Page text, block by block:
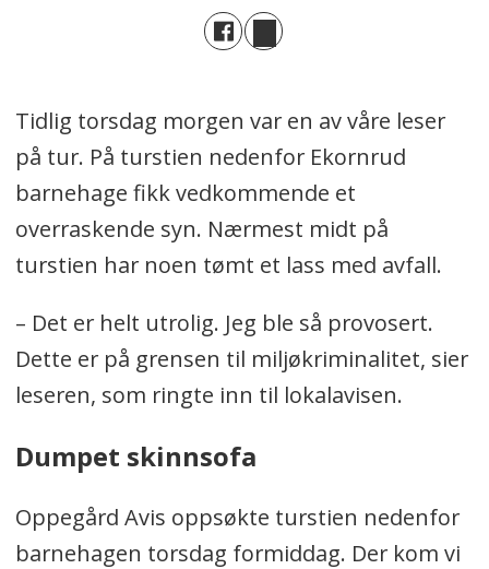
Tidlig torsdag morgen var en av våre leser
på tur. På turstien nedenfor Ekornrud
barnehage fikk vedkommende et
overraskende syn. Nærmest midt på
turstien har noen tømt et lass med avfall.
– Det er helt utrolig. Jeg ble så provosert.
Dette er på grensen til miljøkriminalitet, sier
leseren, som ringte inn til lokalavisen.
Dumpet skinnsofa
Oppegård Avis oppsøkte turstien nedenfor
barnehagen torsdag formiddag. Der kom vi